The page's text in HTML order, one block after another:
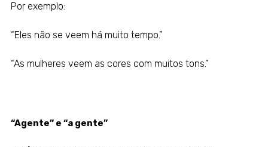
Por exemplo:
“Eles não se veem há muito tempo.”
“As mulheres veem as cores com muitos tons.”
“Agente” e “a gente”